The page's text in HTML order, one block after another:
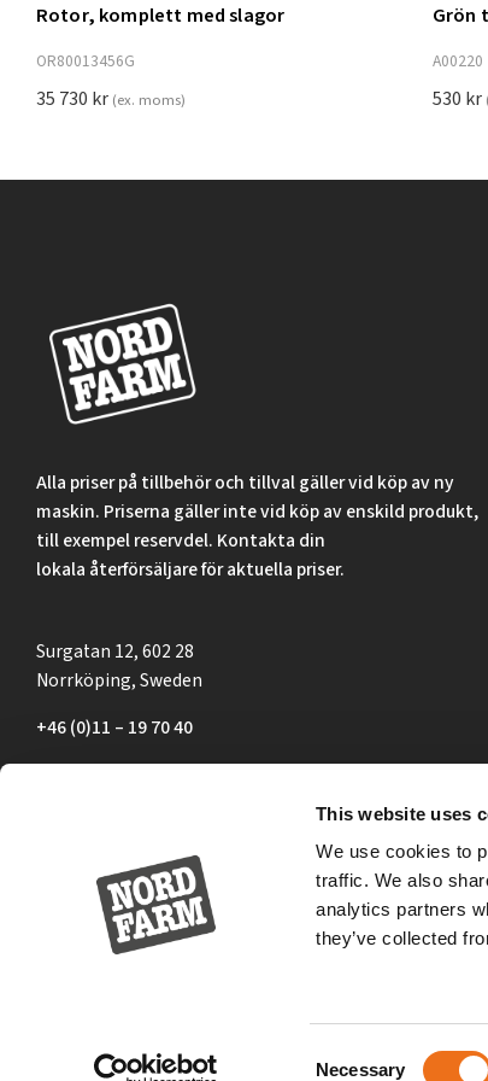
This website uses
We use cookies to
traffic. We also
analytics partners
they’ve collected
Necessary
Rotor, komplett med slagor
OR80013456G
35 730 kr (ex. moms)
Grön
A00220
530 kr
Alla priser på tillbehör och tillval gäller vid köp av ny
maskin. Priserna gäller inte vid köp av enskild produkt,
till exempel reservdel. Kontakta din
lokala återförsäljare för aktuella priser.
Surgatan 12, 602 28
Norrköping, Sweden
+46 (0)11 – 19 70 40